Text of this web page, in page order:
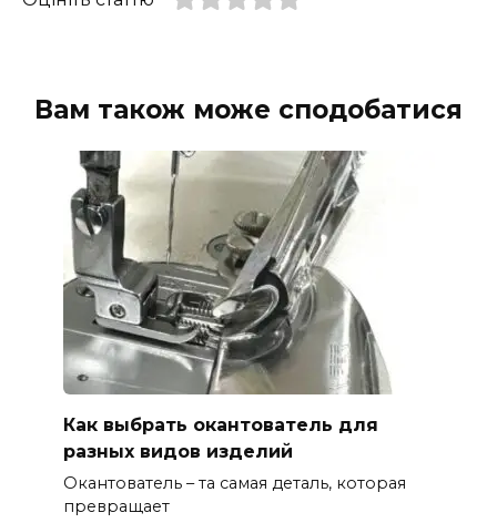
Вам також може сподобатися
Как выбрать окантователь для
разных видов изделий
Окантователь – та самая деталь, которая
превращает